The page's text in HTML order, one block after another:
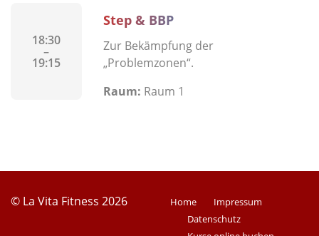
18:30
–
19:15
Step & BBP
Zur Bekämpfung der
„Problemzonen“.
Raum: Raum 1
© La Vita Fitness 2026 Home
Impressum
Datenschutz